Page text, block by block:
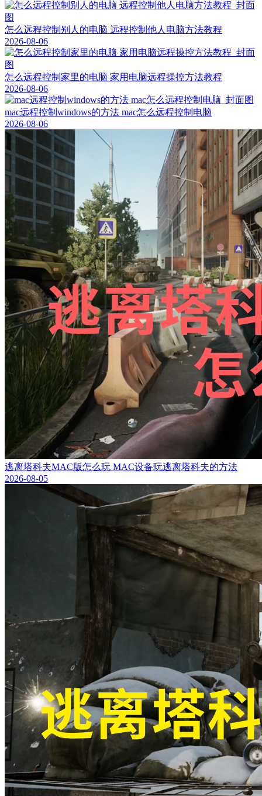
怎么远程控制别人的电脑 远程控制他人电脑方法教程
2026-08-06
怎么远程控制家里的电脑 家用电脑远程操控方法教程
2026-08-06
mac远程控制windows的方法 mac怎么远程控制电脑
2026-08-06
逃离塔科夫MAC版怎么玩 MAC设备玩逃离塔科夫的方法
2026-08-05